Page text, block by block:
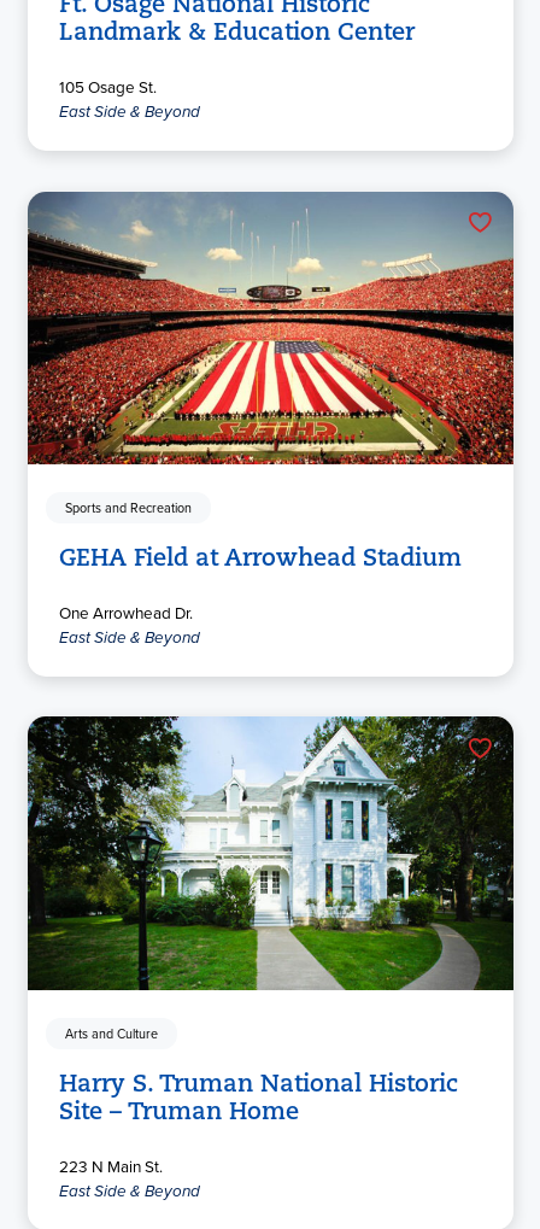
Ft. Osage National Historic
Landmark & Education Center
105 Osage St.
East Side & Beyond
Sports and Recreation
GEHA Field at Arrowhead Stadium
One Arrowhead Dr.
East Side & Beyond
Arts and Culture
Harry S. Truman National Historic
Site – Truman Home
223 N Main St.
East Side & Beyond